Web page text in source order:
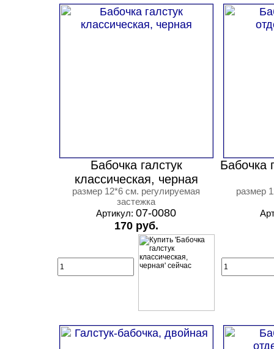
Бабочка галстук
классическая, черная
размер 12*6 см. регулируемая
застежка
Артикул: 07-0080
170 руб.
Бабочка
размер